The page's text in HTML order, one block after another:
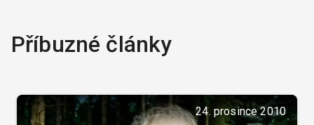
Příbuzné články
24. prosince 2010